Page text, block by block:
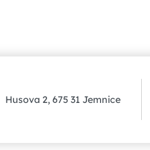
Husova 2, 675 31 Jemnice